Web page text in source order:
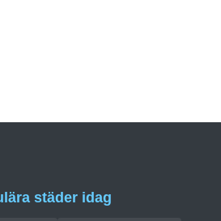
städer idag